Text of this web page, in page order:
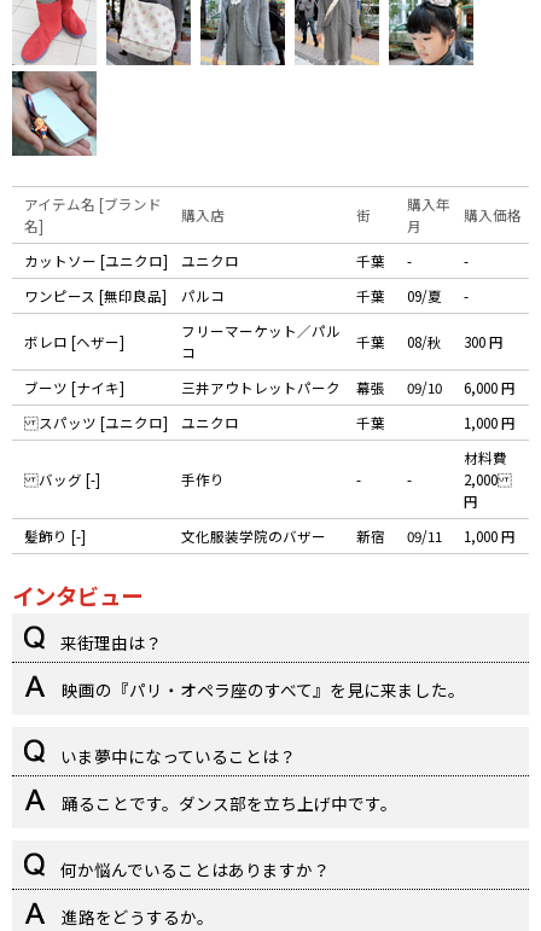
アイテム名 [ブランド
名]
購入店 街
購入年
月
購入価格
カットソー [ユニクロ] ユニクロ 千葉 -
-
ワンピース [無印良品]
パルコ 千葉 09/夏 -
ボレロ [ヘザー]
フリーマーケット／パル
コ
千葉 08/秋 300 円
ブーツ [ナイキ] 三井アウトレットパーク 幕張 09/10
6,000 円
スパッツ [ユニクロ]
ユニクロ 千葉 1,000 円
バッグ [-] 手作り - -
材料費
2,000
円
髪飾り [-]
文化服装学院のバザー 新宿 09/11 1,000 円
インタビュー
来街理由は？
映画の『パリ・オペラ座のすべて』を見に来ました。
いま夢中になっていることは？
踊ることです。ダンス部を立ち上げ中です。
何か悩んでいることはありますか？
進路をどうするか。